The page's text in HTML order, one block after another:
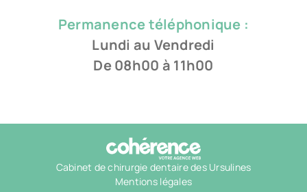
Permanence téléphonique :
Lundi au Vendredi
De 08h00 à 11h00
Cabinet de chirurgie dentaire des Ursulines
Mentions légales